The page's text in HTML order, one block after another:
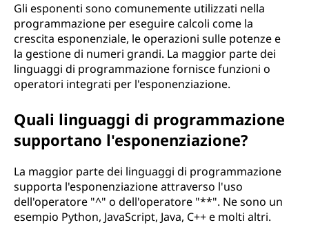
Gli esponenti sono comunemente utilizzati nella
programmazione per eseguire calcoli come la
crescita esponenziale, le operazioni sulle potenze e
la gestione di numeri grandi. La maggior parte dei
linguaggi di programmazione fornisce funzioni o
operatori integrati per l'esponenziazione.
Quali linguaggi di programmazione
supportano l'esponenziazione?
La maggior parte dei linguaggi di programmazione
supporta l'esponenziazione attraverso l'uso
dell'operatore "^" o dell'operatore "**". Ne sono un
esempio Python, JavaScript, Java, C++ e molti altri.